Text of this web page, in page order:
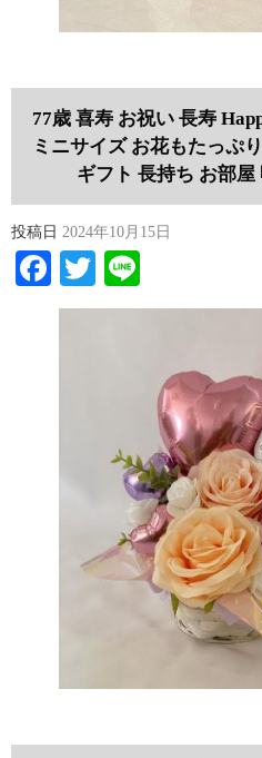
77歳 喜寿 お祝い 長寿
ミニサイズ お花もたっぷ
ギフト 長持ち お部
投稿日 2024年10月15日
Facebook
Twitter